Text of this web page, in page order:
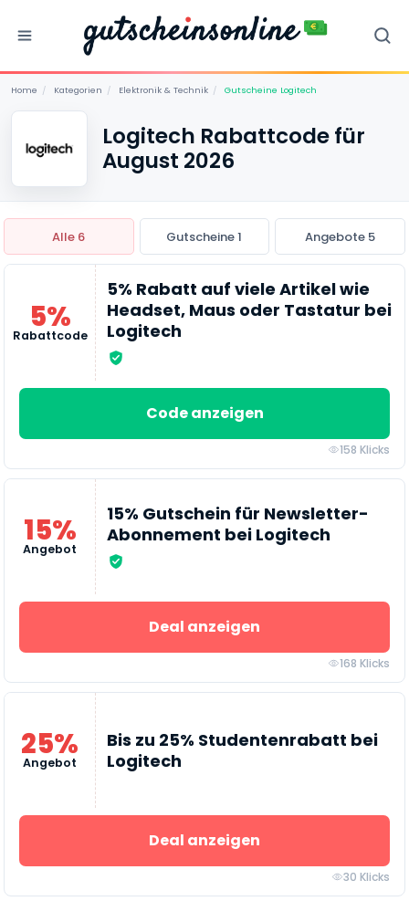
Home / Kategorien / Elektronik & Technik / Gutscheine Logitech
Logitech Rabattcode für
August 2026
Alle 6 Gutscheine 1 Angebote 5
5%
Rabattcode
5% Rabatt auf viele Artikel wie
Headset, Maus oder Tastatur bei
Logitech
Code anzeigen
158 Klicks
15%
Angebot
15% Gutschein für Newsletter-
Abonnement bei Logitech
Deal anzeigen
168 Klicks
25%
Angebot
Bis zu 25% Studentenrabatt bei
Logitech
Deal anzeigen
30 Klicks